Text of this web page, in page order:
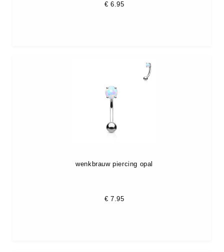
€ 6.95
wenkbrauw piercing opal
€ 7.95